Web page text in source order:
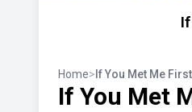
Home> If You Met Me
If You Met